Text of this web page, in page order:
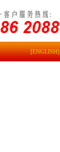
[ENGLISH]